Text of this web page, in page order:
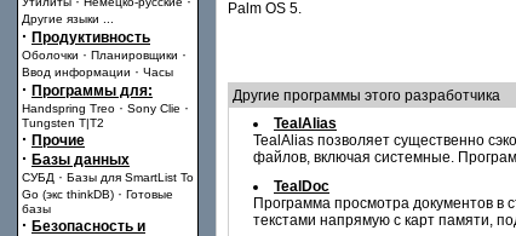
Другие языки
· Продуктивность
Оболочки · Планировщики ·
Ввод информации · Часы
· Программы для:
Handspring Treo · Sony Clie ·
Tungsten T|T2
· Прочие
· Базы данных
СУБД · Базы для SmartList To
Go (экс thinkDB) · Готовые
базы
· Безопасность и
Palm OS 5.
Другие программы этого разработчика
TealAlias
TealAlias позволяет существенно
файлов, включая системные.
TealDoc
Программа просмотра документов
текстами напрямую с карт памяти,